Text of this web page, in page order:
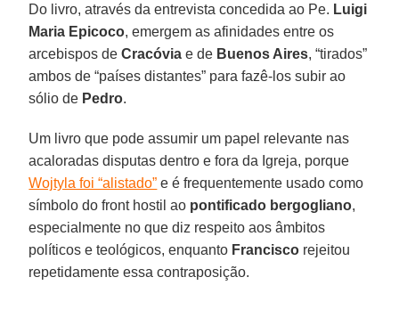
Do livro, através da entrevista concedida ao Pe. Luigi
Maria Epicoco, emergem as afinidades entre os
arcebispos deCracóvia e de Buenos Aires, “tirados”
ambos de “países distantes” para fazê-los subir ao
sólio de Pedro.
Um livro que pode assumir um papel relevante nas
acaloradas disputas dentro e fora da Igreja, porque
Wojtyla foi “alistado” e é frequentemente usado como
símbolo do front hostil ao pontificado bergogliano,
especialmente no que diz respeito aos âmbitos
políticos e teológicos, enquanto Francisco rejeitou
repetidamente essa contraposição.